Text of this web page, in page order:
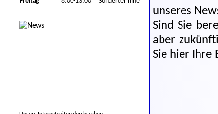
unseres
Sind Sie
aber
Sie hier Ihre